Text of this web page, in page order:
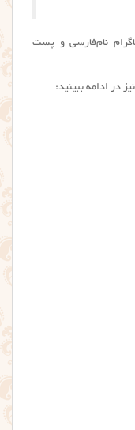
نام‌فارسی و پست
در ادامه ببینید: